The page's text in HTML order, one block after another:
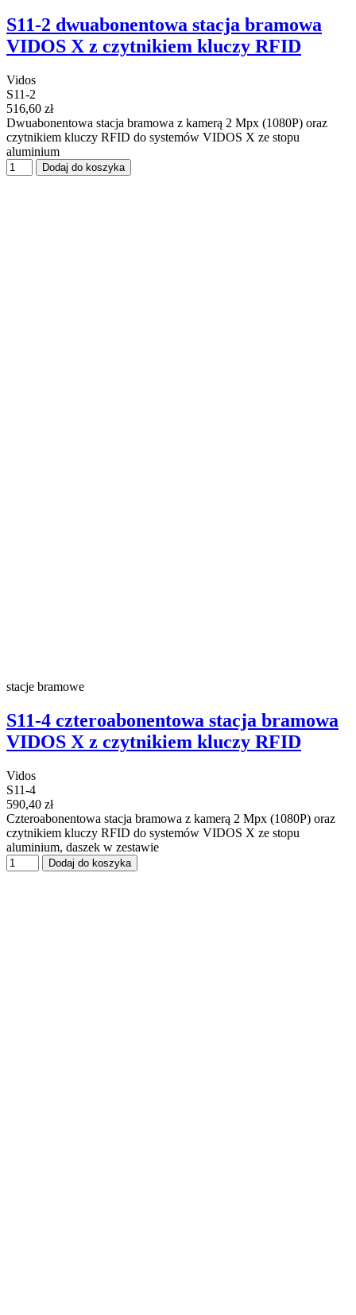
S11-2 dwuabonentowa stacja bramowa
VIDOS X z czytnikiem kluczy RFID
Vidos
S11-2
516,60 zł
Dwuabonentowa stacja bramowa z kamerą 2 Mpx (1080P) oraz
czytnikiem kluczy RFID do systemów VIDOS X ze stopu
aluminium
Dodaj do koszyka
stacje bramowe
S11-4 czteroabonentowa stacja bramowa
VIDOS X z czytnikiem kluczy RFID
Vidos
S11-4
590,40 zł
Czteroabonentowa stacja bramowa z kamerą 2 Mpx (1080P) oraz
czytnikiem kluczy RFID do systemów VIDOS X ze stopu
aluminium, daszek w zestawie
Dodaj do koszyka